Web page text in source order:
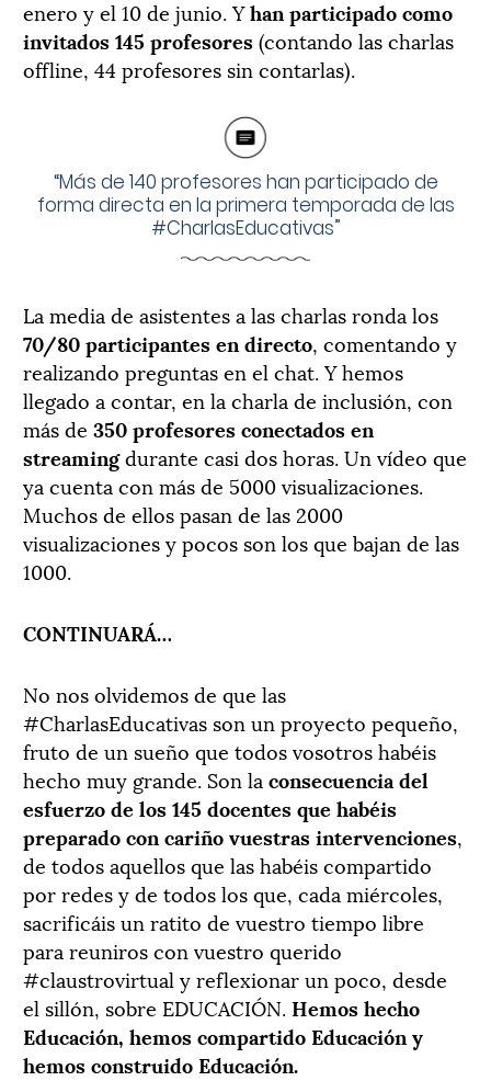
enero y el 10 de junio. Yhan participado como
invitados 145 profesores(contando las charlas
offline, 44 profesores sin contarlas).
“Más de 140 profesores han participado de
forma directa en la primera temporada de las
#CharlasEducativas”
La media de asistentes a las charlas ronda los
70/80 participantes en directo, comentando y
realizando preguntas en el chat. Y hemos
llegado a contar, en la charla de inclusión, con
más de 350 profesores conectados en
streamingdurante casi dos horas. Un vídeo que
ya cuenta con más de 5000 visualizaciones.
Muchos de ellos pasan de las 2000
visualizaciones y pocos son los que bajan de las
1000.
CONTINUARÁ…
No nos olvidemos de que las
#CharlasEducativas son un proyecto pequeño,
fruto de un sueño que todos vosotros habéis
hecho muy grande. Son la consecuencia del
esfuerzo de los 145docentesque habéis
preparado con cariño vuestras intervenciones,
de todos aquellos que las habéis compartido
por redes y de todos los que, cada miércoles,
sacrificáis un ratito de vuestro tiempo libre
para reuniros con vuestro querido
#claustrovirtual y reflexionar un poco, desde
el sillón, sobre EDUCACIÓN.Hemos hecho
Educación, hemos compartido Educación y
hemos construido Educación.